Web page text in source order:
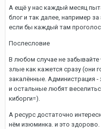
А ещё у нас каждый месяц
блог и так далее, например
если бы каждый там
Послесловие
В любом случае не
злые как кажется сразу (они
закалённые. Администрация
и остальные любят
киборги=).
А ресурс достаточно
нём изюминка. и это